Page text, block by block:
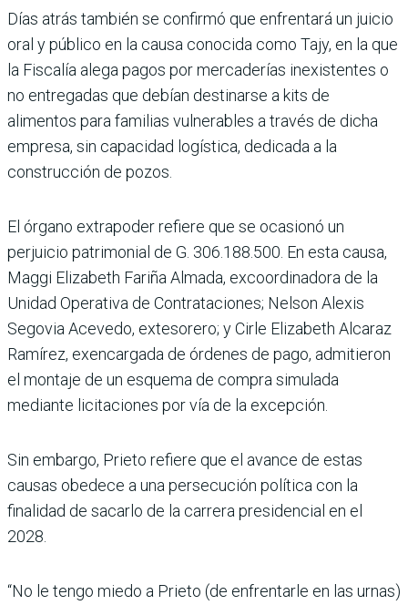
Días atrás también se con­firmó que enfrentará un juicio
oral y público en la causa conocida como Tajy, en la que
la Fiscalía alega pagos por mercaderías inexistentes o
no entrega­das que debían destinarse a kits de
alimentos para fami­lias vulnerables a través de dicha
empresa, sin capaci­dad logística, dedicada a la
construcción de pozos.
El órgano extrapoder refiere que se ocasionó un
perjuicio patrimonial de G. 306.188.500. En esta causa,
Maggi Elizabeth Fariña Almada, excoordi­nadora de la
Unidad Opera­tiva de Contrataciones; Nel­son Alexis
Segovia Acevedo, extesorero; y Cirle Eliza­beth Alcaraz
Ramírez, exen­cargada de órdenes de pago, admitieron
el montaje de un esquema de compra simu­lada
mediante licitaciones por vía de la excepción.
Sin embargo, Prieto refiere que el avance de estas
causas obedece a una persecución política con la
finalidad de sacarlo de la carrera presi­dencial en el
2028.
“No le tengo miedo a Prieto (de enfrentarle en las urnas)